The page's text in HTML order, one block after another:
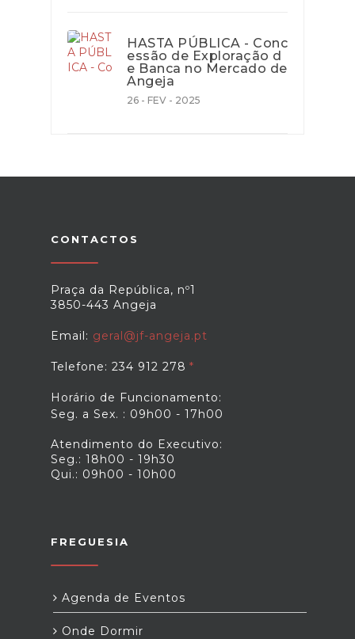
HASTA PÚBLICA - Conc
essão de Exploração d
e Banca no Mercado de
Angeja
26 - FEV - 2025
CONTACTOS
Praça da República, nº1
3850-443 Angeja
Email: geral@jf-angeja.pt
Telefone: 234 912 278
Horário de Funcionamento:
Seg. a Sex. : 09h00 - 17h00
Atendimento do Executivo:
Seg.: 18h00 - 19h30
Qui.: 09h00 - 10h00
FREGUESIA
Agenda de Eventos
Onde Dormir